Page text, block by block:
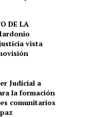
DE LA
vista
Judicial a
la formación
comunitarios